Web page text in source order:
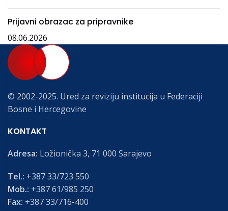
Prijavni obrazac za pripravnike
08.06.2026
© 2002-2025. Ured za reviziju institucija u Federaciji
Bosne i Hercegovine
KONTAKT
Adresa: Ložionička 3, 71 000 Sarajevo
Tel.: +387 33/723 550
Mob.: +387 61/985 250
Fax: +387 33/716-400